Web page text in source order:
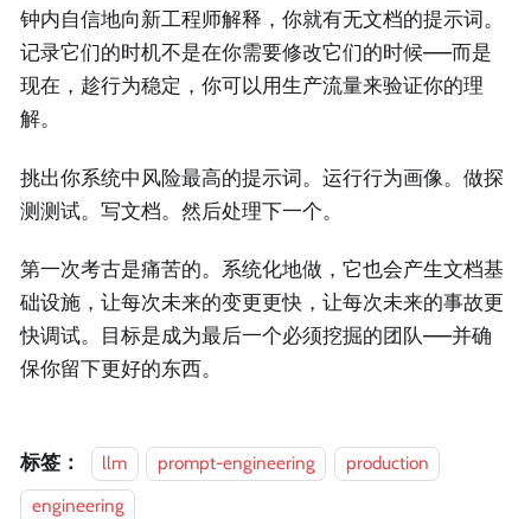
钟内自信地向新工程师解释，你就有无文档的提示词。
记录它们的时机不是在你需要修改它们的时候——而是
现在，趁行为稳定，你可以用生产流量来验证你的理
解。
挑出你系统中风险最高的提示词。运行行为画像。做探
测测试。写文档。然后处理下一个。
第一次考古是痛苦的。系统化地做，它也会产生文档基
础设施，让每次未来的变更更快，让每次未来的事故更
快调试。目标是成为最后一个必须挖掘的团队——并确
保你留下更好的东西。
标签： llm prompt-engineering
production
engineering